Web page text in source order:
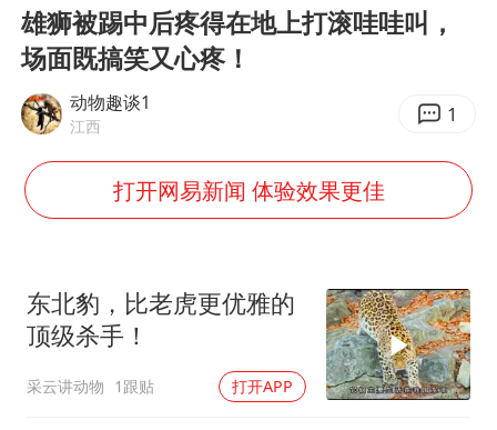
四川宜宾市高县发生4.9级地震
“空调24小时开着更省电”不实
粉笔教育发布“自曝式”公开信
如何把百年大党建设得更加坚强有力？
雄狮被踢中后疼得在地上打滚哇哇叫，
场面既搞笑又心疼！
动物趣谈1
江西 1
打开网易新闻 体验效果更佳
东北豹，比老虎更优雅的
顶级杀手！
采云讲动物 1跟贴 打开APP